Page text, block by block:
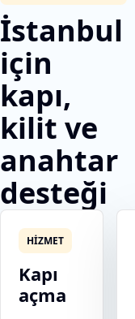
İstanbul
için
kapı,
kilit ve
anahtar
desteği
HIZMET
Kapı
açma